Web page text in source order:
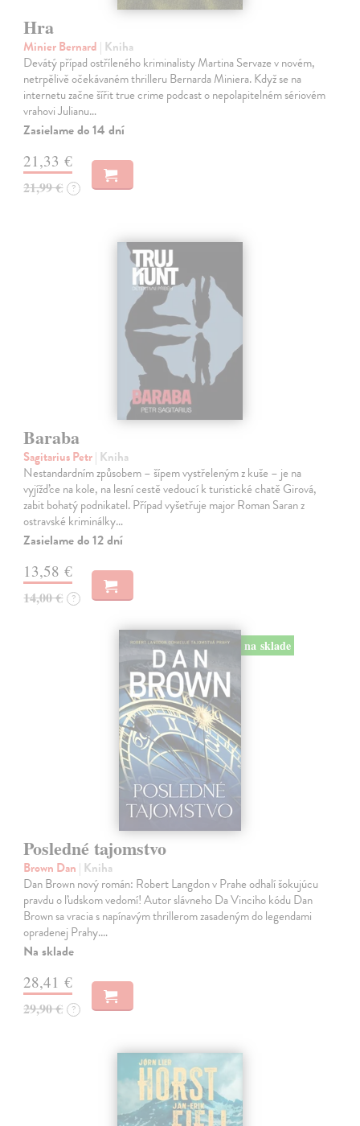
Hra
Minier Bernard | Kniha
Devátý případ ostříleného kriminalisty Martina Servaze v novém,
netrpělivě očekávaném thrilleru Bernarda Miniera. Když se na
internetu začne šířit true crime podcast o nepolapitelném sériovém
vrahovi Julianu…
Zasielame do 14 dní
21,33 €
21,99 € ?
Baraba
Sagitarius Petr| Kniha
Nestandardním způsobem – šípem vystřeleným z kuše – je na
vyjížďce na kole, na lesní cestě vedoucí k turistické chatě Girová,
zabit bohatý podnikatel. Případ vyšetřuje major Roman Saran z
ostravské kriminálky…
Zasielame do 12 dní
13,58 €
14,00 € ?
na sklade
Posledné tajomstvo
Brown Dan | Kniha
Dan Brown nový román: Robert Langdon v Prahe odhalí šokujúcu
pravdu o ľudskom vedomí! Autor slávneho Da Vinciho kódu Dan
Brown sa vracia s napínavým thrillerom zasadeným do legendami
opradenej Prahy.…
Na sklade
28,41 €
29,90 € ?